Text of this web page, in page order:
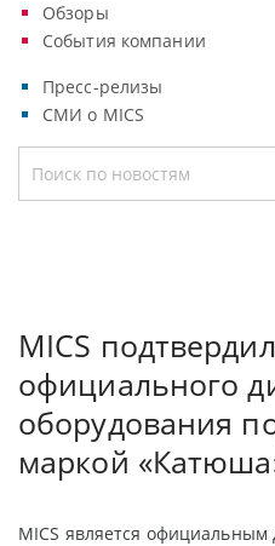
Обзоры
События компании
Пресс-релизы
СМИ о MICS
MICS
официального
оборудования
маркой
MICS является